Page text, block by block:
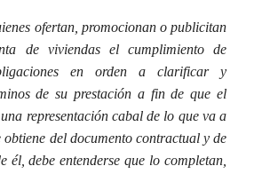
ofertan, promocionan o publicitan
de viviendas el cumplimiento de
en orden a clarificar y
de su prestación a fin de que el
representación cabal de lo que va a
del documento contractual y de
él, debe entenderse que lo completan,